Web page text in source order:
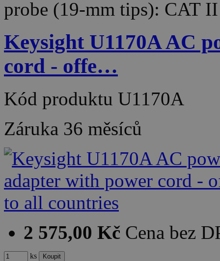
probe (19-mm tips): CAT
Keysight U1170A AC
cord - offe…
Kód produktu U1170A
Záruka 36 měsíců
2 575,00 Kč Cena bez
ks